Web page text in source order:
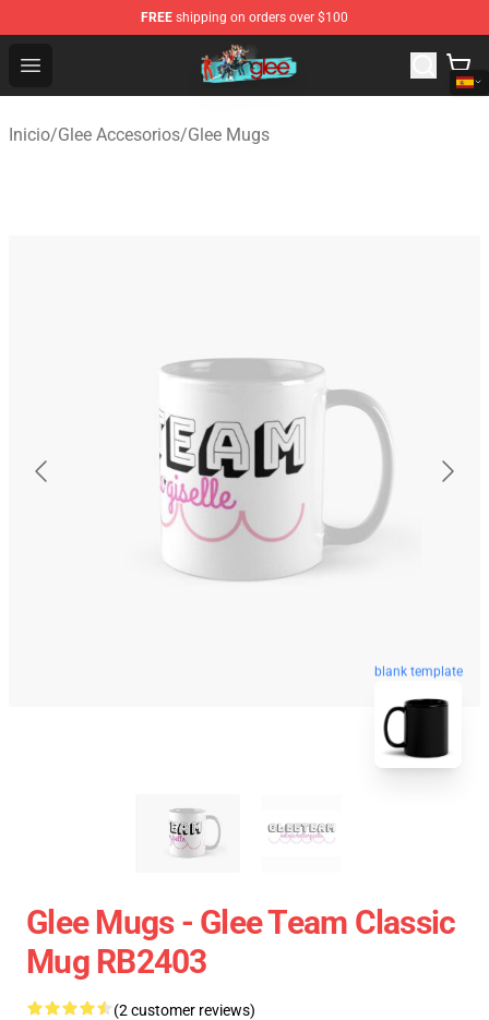
FREE shipping on orders over $100
Open menu
Glee Store - Official Glee Merchandise Shop
Inicio/Glee Accesorios/Glee Mugs
blank template
Glee Mugs - Glee Team Classic
Mug RB2403
(2 customer reviews)